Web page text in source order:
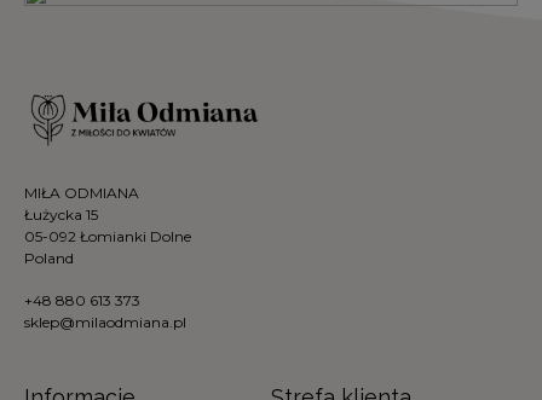
MIŁA ODMIANA
Łużycka 15
05-092 Łomianki Dolne
Poland
+48 880 613 373
sklep@milaodmiana.pl